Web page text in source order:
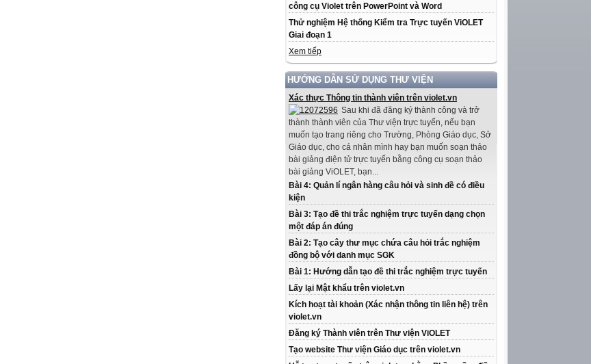
công cụ Violet trên PowerPoint và Word
Thử nghiệm Hệ thống Kiểm tra Trực tuyến ViOLET
Giai đoạn 1
Xem tiếp
HƯỚNG DẪN SỬ DỤNG THƯ VIỆN
Xác thực Thông tin thành viên trên violet.vn
Sau khi đã đăng ký thành công và trở
thành thành viên của Thư viện trực tuyến, nếu bạn
muốn tạo trang riêng cho Trường, Phòng Giáo dục, Sở
Giáo dục, cho cá nhân mình hay bạn muốn soạn thảo
bài giảng điện tử trực tuyến bằng công cụ soạn thảo
bài giảng ViOLET, bạn...
Bài 4: Quản lí ngân hàng câu hỏi và sinh đề có điều
kiện
Bài 3: Tạo đề thi trắc nghiệm trực tuyến dạng chọn
một đáp án đúng
Bài 2: Tạo cây thư mục chứa câu hỏi trắc nghiệm
đồng bộ với danh mục SGK
Bài 1: Hướng dẫn tạo đề thi trắc nghiệm trực tuyến
Lấy lại Mật khẩu trên violet.vn
Kích hoạt tài khoản (Xác nhận thông tin liên hệ) trên
violet.vn
Đăng ký Thành viên trên Thư viện ViOLET
Tạo website Thư viện Giáo dục trên violet.vn